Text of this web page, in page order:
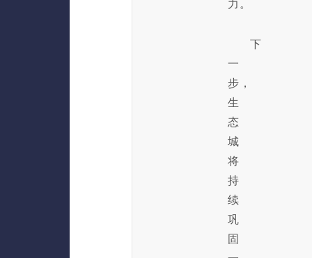
力。
下
一
步，
生
态
城
将
持
续
巩
固